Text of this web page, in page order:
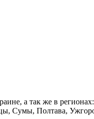
а так же в
Сумы, Полтава,